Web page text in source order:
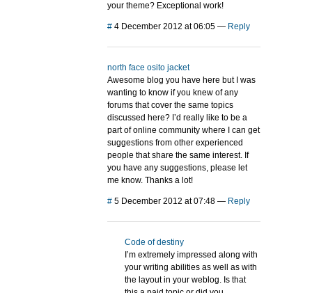
your theme? Exceptional work!
# 4 December 2012 at 06:05 — Reply
north face osito jacket
Awesome blog you have here but I was
wanting to know if you knew of any
forums that cover the same topics
discussed here? I’d really like to be a
part of online community where I can get
suggestions from other experienced
people that share the same interest. If
you have any suggestions, please let
me know. Thanks a lot!
# 5 December 2012 at 07:48 — Reply
Code of destiny
I’m extremely impressed along with
your writing abilities as well as with
the layout in your weblog. Is that